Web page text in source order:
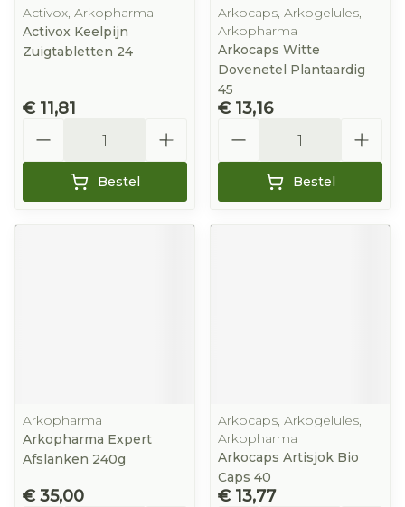
Activox, Arkopharma
Activox Keelpijn
Zuigtabletten 24
€ 11,81
Bestel
Arkocaps, Arkogelules,
Arkopharma
Arkocaps Witte
Dovenetel Plantaardig
45
€ 13,16
Bestel
Arkopharma
Arkopharma Expert
Afslanken 240g
€ 35,00
Arkocaps, Arkogelules,
Arkopharma
Arkocaps Artisjok Bio
Caps 40
€ 13,77